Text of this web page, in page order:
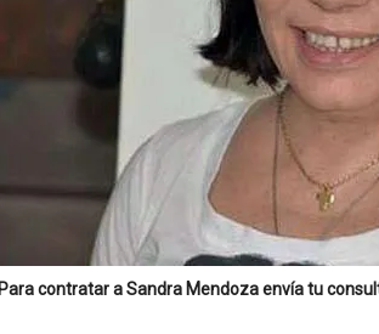
Para contratar aSandra Mendozaenvía tu